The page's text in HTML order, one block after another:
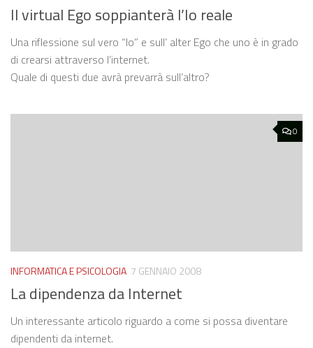
Il virtual Ego soppianterà l’Io reale
Una riflessione sul vero “Io” e sull’ alter Ego che uno è in grado
di crearsi attraverso l’internet.
Quale di questi due avrà prevarrà sull’altro?
0
INFORMATICA E PSICOLOGIA 7 GENNAIO 2008
La dipendenza da Internet
Un interessante articolo riguardo a come si possa diventare
dipendenti da internet.